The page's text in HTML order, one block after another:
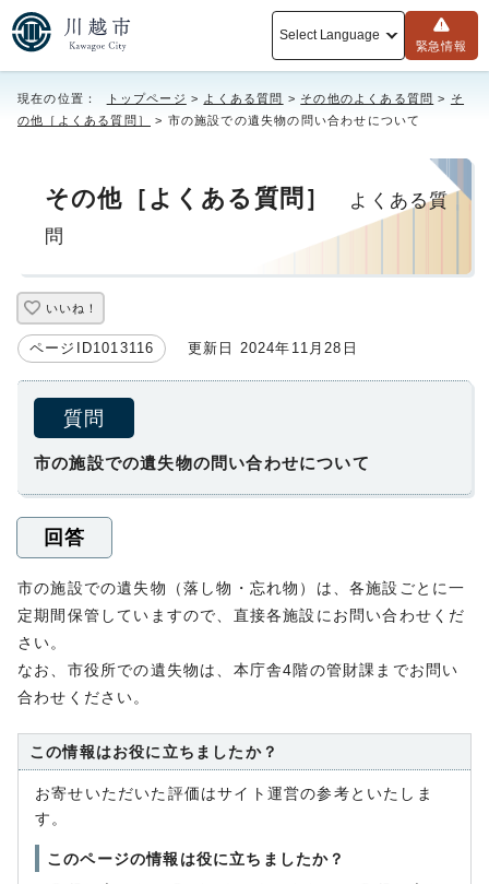
Select Language
緊急情報
現在の位置： トップページ > よくある質問 > その他のよくある質問 > そ
の他［よくある質問］
> 市の施設での遺失物の問い合わせについて
その他［よくある質問］
よくある質
問
いいね！
ページID1013116 更新日 2024年11月28日
質問
市の施設での遺失物の問い合わせについて
回答
市の施設での遺失物（落し物・忘れ物）は、各施設ごとに一
定期間保管していますので、直接各施設にお問い合わせくだ
さい。
なお、市役所での遺失物は、本庁舎4階の管財課までお問い
合わせください。
この情報はお役に立ちましたか？
お寄せいただいた評価はサイト運営の参考といたしま
す。
このページの情報は役に立ちましたか？